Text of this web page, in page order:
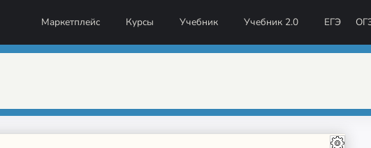
Маркетплейс Курсы Учебник Учебник 2.0 ЕГЭ